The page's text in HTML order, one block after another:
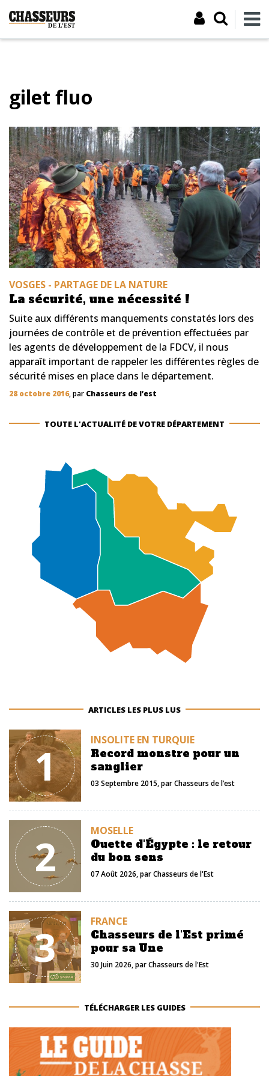
gilet fluo
VOSGES - PARTAGE DE LA NATURE
La sécurité, une nécessité !
Suite aux différents manquements constatés lors des
journées de contrôle et de prévention effectuées par
les agents de développement de la FDCV, il nous
apparaît important de rappeler les différentes règles de
sécurité mises en place dans le département.
28 octobre 2016, par Chasseurs de l’est
TOUTE L'ACTUALITÉ DE VOTRE DÉPARTEMENT
ARTICLES LES PLUS LUS
1 INSOLITE EN TURQUIE
Record monstre pour un
sanglier
03 Septembre 2015, parChasseurs de l’est
2 MOSELLE
Ouette d'Égypte : le retour
du bon sens
07 Août 2026, parChasseurs de l'Est
3 FRANCE
Chasseurs de l'Est primé
pour sa Une
30 Juin 2026, parChasseurs de l'Est
TÉLÉCHARGER LES GUIDES